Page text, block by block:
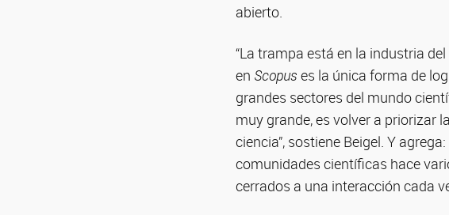
abierto.
“La trampa está en la industria
en Scopus es la única forma de
grandes sectores del mundo
muy grande, es volver a priorizar
ciencia”, sostiene Beigel. Y
comunidades científicas hace
cerrados a una interacción cada